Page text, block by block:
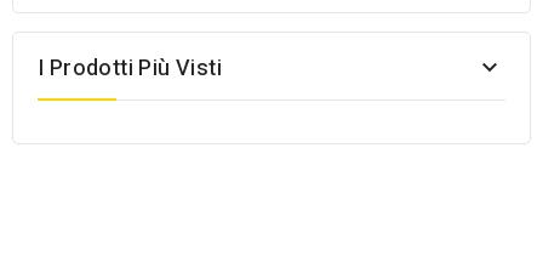
I Prodotti Più Visti 